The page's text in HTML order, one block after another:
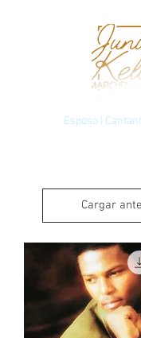
Esposo |
Cargar